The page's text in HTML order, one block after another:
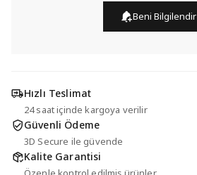
Beni Bilgilendir
Hızlı Teslimat
24 saat içinde kargoya verilir
Güvenli Ödeme
3D Secure ile güvende
Kalite Garantisi